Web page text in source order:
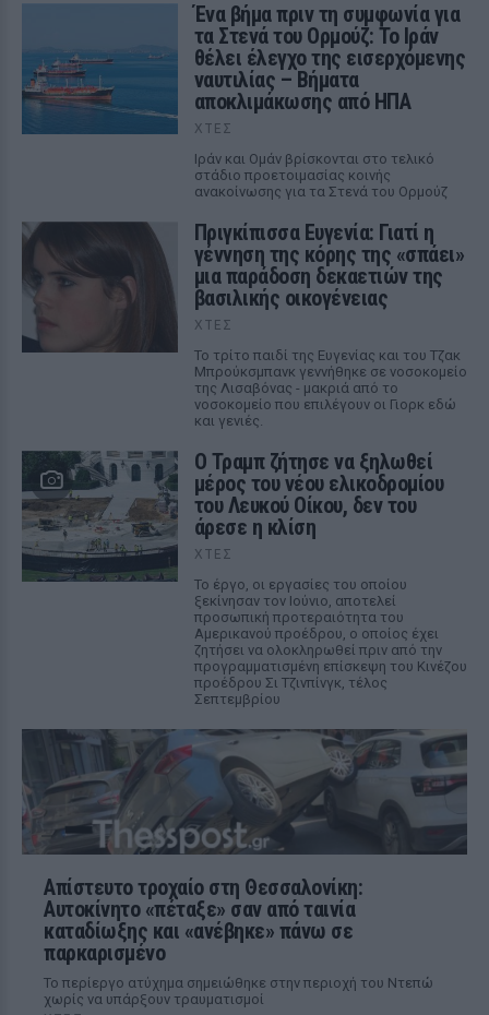
Ένα βήμα πριν τη συμφωνία για
τα Στενά του Ορμούζ: Το Ιράν
θέλει έλεγχο της εισερχόμενης
ναυτιλίας – Βήματα
αποκλιμάκωσης από ΗΠΑ
ΧΤΕΣ
Ιράν και Ομάν βρίσκονται στο τελικό
στάδιο προετοιμασίας κοινής
ανακοίνωσης για τα Στενά του Ορμούζ
Πριγκίπισσα Ευγενία: Γιατί η
γέννηση της κόρης της «σπάει»
μια παράδοση δεκαετιών της
βασιλικής οικογένειας
ΧΤΕΣ
Το τρίτο παιδί της Ευγενίας και του Τζακ
Μπρούκσμπανκ γεννήθηκε σε νοσοκομείο
της Λισαβόνας - μακριά από το
νοσοκομείο που επιλέγουν οι Γιορκ εδώ
και γενιές.
Ο Τραμπ ζήτησε να ξηλωθεί
μέρος του νέου ελικοδρομίου
του Λευκού Οίκου, δεν του
άρεσε η κλίση
ΧΤΕΣ
Το έργο, οι εργασίες του οποίου
ξεκίνησαν τον Ιούνιο, αποτελεί
προσωπική προτεραιότητα του
Αμερικανού προέδρου, ο οποίος έχει
ζητήσει να ολοκληρωθεί πριν από την
προγραμματισμένη επίσκεψη του Κινέζου
προέδρου Σι Τζινπίνγκ, τέλος
Σεπτεμβρίου
Απίστευτο τροχαίο στη Θεσσαλονίκη:
Αυτοκίνητο «πέταξε» σαν από ταινία
καταδίωξης και «ανέβηκε» πάνω σε
παρκαρισμένο
Το περίεργο ατύχημα σημειώθηκε στην περιοχή του Ντεπώ
χωρίς να υπάρξουν τραυματισμοί